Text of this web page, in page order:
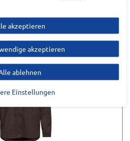
akzeptieren
akzeptieren
ablehnen
Einstellungen